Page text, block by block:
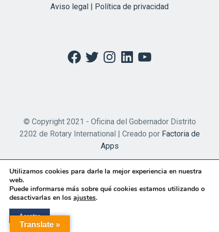
Aviso legal | Política de privacidad
Facebook
TwitterInstagramLinkedInYouTube
© Copyright 2021 - Oficina del Gobernador Distrito
2202 de Rotary International | Creado por Factoria de
Apps
Translate »
Utilizamos cookies para darle la mejor experiencia en nuestra
web.
Puede informarse más sobre qué cookies estamos utilizando o
desactivarlas en los ajustes.
Aceptar